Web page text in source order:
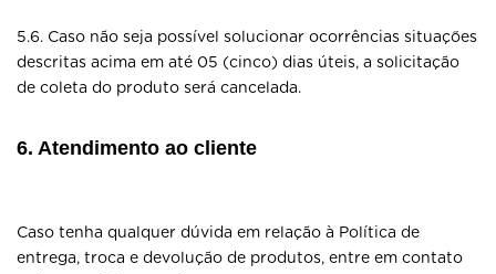
5.6. Caso não seja possível solucionar ocorrências situações
descritas acima em até 05 (cinco) dias úteis, a solicitação
de coleta do produto será cancelada.
6. Atendimento ao cliente
Caso tenha qualquer dúvida em relação à Política de
entrega, troca e devolução de produtos, entre em contato